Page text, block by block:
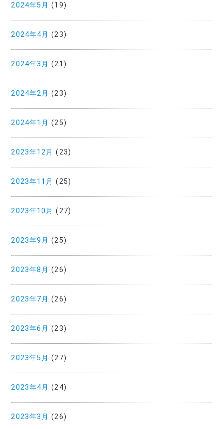
2024年5月 (19)
2024年4月 (23)
2024年3月 (21)
2024年2月 (23)
2024年1月 (25)
2023年12月 (23)
2023年11月 (25)
2023年10月 (27)
2023年9月 (25)
2023年8月 (26)
2023年7月 (26)
2023年6月 (23)
2023年5月 (27)
2023年4月 (24)
2023年3月 (26)